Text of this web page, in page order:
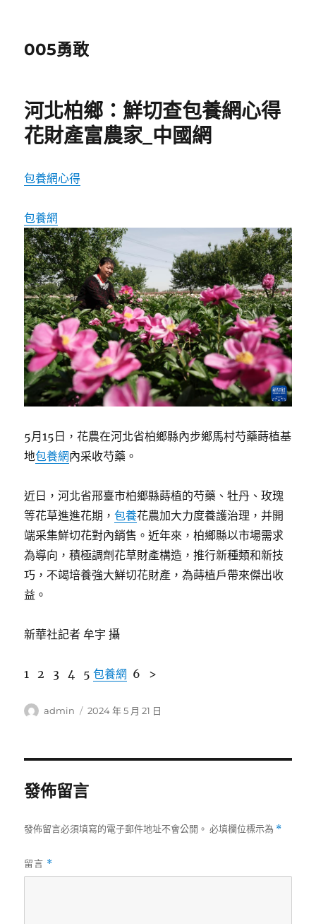
005勇敢
河北柏鄉：鮮切查包養網心得
花財產富農家_中國網
包養網心得
包養網
5月15日，花農在河北省柏鄉縣內步鄉馬村芍藥蒔植基
地包養網內采收芍藥。
近日，河北省邢臺市柏鄉縣蒔植的芍藥、牡丹、玫瑰
等花草進進花期，包養花農加大力度養護治理，并開
端采集鮮切花對內銷售。近年來，柏鄉縣以市場需求
為導向，積極調劑花草財產構造，推行新種類和新技
巧，不竭培養強大鮮切花財產，為蒔植戶帶來傑出收
益。
新華社記者 牟宇 攝
1 2 3 4 5包養網 6 >
作
admin
發
2024 年 5 月 21 日
發佈留言
發佈留言必須填寫的電子郵件地址不會公開。 必填欄位標示為 *
留言 *